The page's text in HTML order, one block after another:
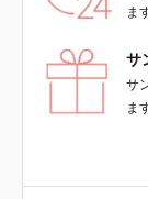
ま
サ
サ
ま